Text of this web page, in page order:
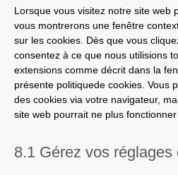
Lorsque vous visitez notre site web
vous montrerons une fenêtre
sur les cookies. Dès que vous
consentez à ce que nous utilisions
extensions comme décrit dans la
présente politiquede cookies. Vous
des cookies via votre navigateur,
site web pourrait ne plus
8.1 Gérez vos